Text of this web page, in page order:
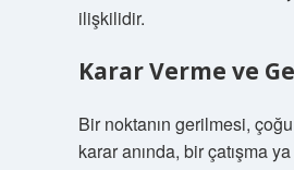
ilişkilidir.
Karar Verme ve
Bir noktanın gerilmesi,
karar anında, bir çatışma